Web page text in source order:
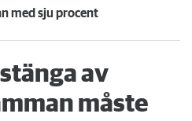
med sju procent
av
måste